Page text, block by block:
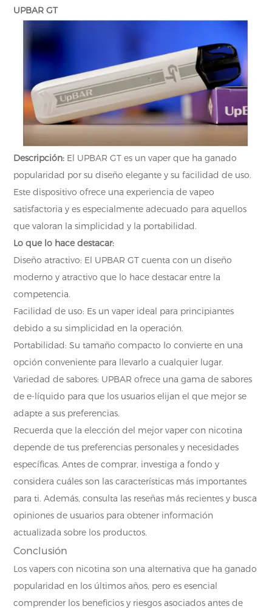
UPBAR GT
Descripción: El UPBAR GT es un vaper que ha ganado
popularidad por su diseño elegante y su facilidad de uso.
Este dispositivo ofrece una experiencia de vapeo
satisfactoria y es especialmente adecuado para aquellos
que valoran la simplicidad y la portabilidad.
Lo que lo hace destacar:
Diseño atractivo: El UPBAR GT cuenta con un diseño
moderno y atractivo que lo hace destacar entre la
competencia.
Facilidad de uso: Es un vaper ideal para principiantes
debido a su simplicidad en la operación.
Portabilidad: Su tamaño compacto lo convierte en una
opción conveniente para llevarlo a cualquier lugar.
Variedad de sabores: UPBAR ofrece una gama de sabores
de e-líquido para que los usuarios elijan el que mejor se
adapte a sus preferencias.
Recuerda que la elección del mejor vaper con nicotina
depende de tus preferencias personales y necesidades
específicas. Antes de comprar, investiga a fondo y
considera cuáles son las características más importantes
para ti. Además, consulta las reseñas más recientes y busca
opiniones de usuarios para obtener información
actualizada sobre los productos.
Conclusión
Los vapers con nicotina son una alternativa que ha ganado
popularidad en los últimos años, pero es esencial
comprender los beneficios y riesgos asociados antes de